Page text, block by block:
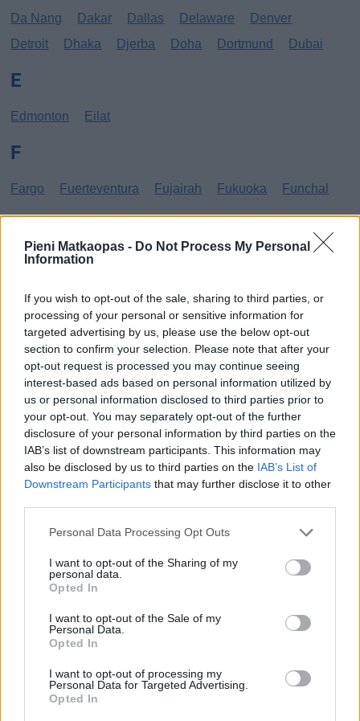
Pieni Matkaopas - Do Not Process My Personal
Information
If you wish to opt-out of the sale, sharing to third parties, or
processing of your personal or sensitive information for
targeted advertising by us, please use the below opt-out
section to confirm your selection. Please note that after your
opt-out request is processed you may continue seeing
interest-based ads based on personal information utilized by
us or personal information disclosed to third parties prior to
your opt-out. You may separately opt-out of the further
disclosure of your personal information by third parties on the
IAB’s list of downstream participants. This information may
also be disclosed by us to third parties on the IAB’s List of
Downstream Participants that may further disclose it to other
Personal Data Processing Opt Outs
I want to opt-out of the Sharing of my
personal data.
Opted In
I want to opt-out of the Sale of my
Personal Data.
Opted In
I want to opt-out of processing my
Personal Data for Targeted Advertising.
Opted In
Da Nang Dakar Dallas Delaware
Denver
Detroit
Dhaka Djerba Doha Dortmund Dubai
E
Edmonton Eilat
F
Fargo Fuerteventura Fujairah Fukuoka Funchal
Gibraltar Gran Canaria
Haag Hammamet Hania Hannover
Hanoi
Helsingborg Helsinki
Ho Chi Minh City
Hong Kong
Honolulu Houston Hua Hin
Innsbruck Izmir
Jönköping
Lanzarote Larnaka Lefkas
Linköping
Los Angeles
Lund